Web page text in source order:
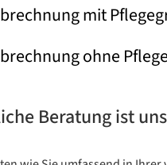
mit
ohne
Beratung ist